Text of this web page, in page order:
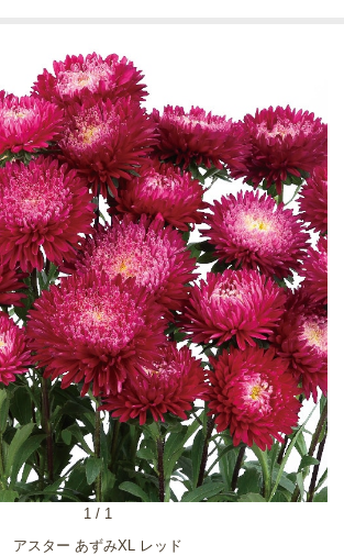
アスター あずみXL レッド
1 / 1